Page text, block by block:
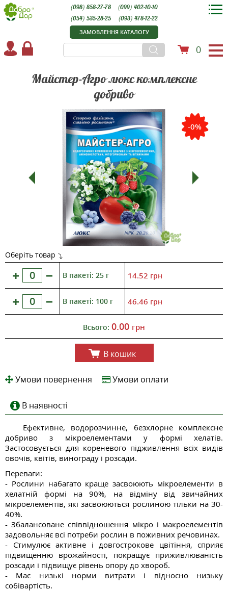
ЗАМОВЛЕННЯ КАТАЛОГУ
0
(098) 858-27-78
(099) 402-10-10
(054) 535-28-25
(093) 478-12-22
Майстер-Агро люкс комплексне
добриво
-0%
Оберіть товар
В пакеті: 25 г 14.52 грн
В пакеті: 100 г 46.46 грн
Всього: 0.00 грн
В кошик
Умови повернення Умови оплати
В наявності
Ефективне, водорозчинне, безхлорне комплексне
добриво з мікроелементами у формі хелатів.
Застосовується для кореневого підживлення всіх видів
овочів, квітів, винограду і розсади.
Переваги:
- Рослини набагато краще засвоюють мікроелементи в
хелатній формі на 90%, на відміну від звичайних
мікроелементів, які засвоюються рослиною тільки на 30-
40%.
- Збалансоване співвідношення мікро і макроелементів
задовольняє всі потреби рослин в поживних речовинах.
- Стимулює активне і довгострокове цвітіння, сприяє
підвищенню врожайності, покращує приживлюваність
розсади і підвищує рівень опору до хвороб.
- Має низькі норми витрати і відносно низьку
собівартість.